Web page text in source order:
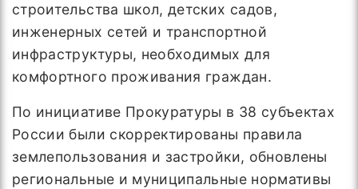
строительства школ, детских садов,
инженерных сетей и транспортной
инфраструктуры, необходимых для
комфортного проживания граждан.
По инициативе Прокуратуры в 38 субъектах
России были скорректированы правила
землепользования и застройки, обновлены
региональные и муниципальные нормативы